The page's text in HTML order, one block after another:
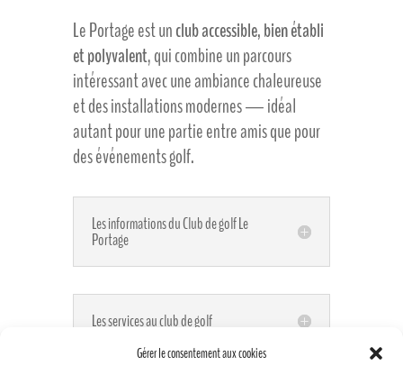
Gérer le consentement aux cookies
Le Portage est unclub accessible, bien établi
et polyvalent, qui combine un parcours
intéressant avec une ambiance chaleureuse
et des installations modernes — idéal
autant pour une partie entre amis que pour
des événements golf.
Les informations du Club de golf Le
Portage
Les services au club de golf